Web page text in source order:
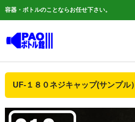
容器・ボトルのことならお任せ下さい。
ご利用ガイド
よくある質問
UF-１８０ネジキャップ(サンプル）